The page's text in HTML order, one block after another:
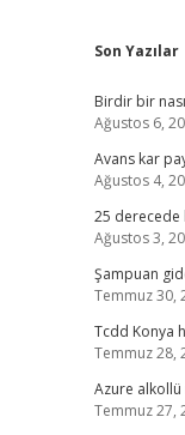
Son Yazılar
Birdir bir
Ağustos 6,
Avans kar
Ağustos 4,
25 derecede
Ağustos 3,
Şampuan
Temmuz 30,
Tcdd Konya
Temmuz 28,
Azure alkollü
Temmuz 27,